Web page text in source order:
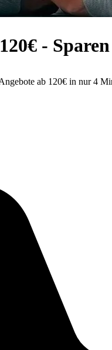
-
ab 120€ in nur 4